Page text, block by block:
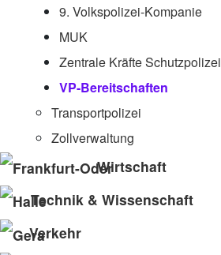
9. Volkspolizei-Kompanie
MUK
Zentrale Kräfte Schutzpolizei
VP-Bereitschaften(aktuell)
Transportpolizei
Zollverwaltung
Wirtschaft
Technik & Wissenschaft
Verkehr